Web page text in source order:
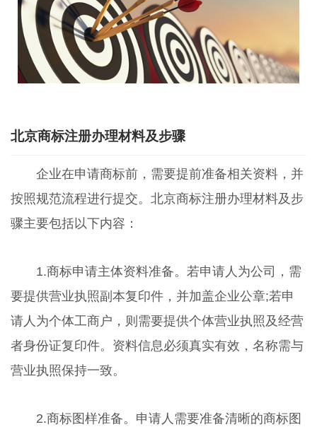
北京商标注册办理材料及步骤
企业在申请商标前，需要提前准备相关资料，并
按照规范流程进行提交。北京商标注册办理材料及步
骤主要包括以下内容：
1.商标申请主体资料准备。若申请人为公司，需
要提供营业执照副本复印件，并加盖企业公章;若申
请人为个体工商户，则需要提供个体营业执照及经营
者身份证复印件。资料信息必须真实有效，名称需与
营业执照保持一致。
2.商标图样准备。申请人需要准备清晰的商标图